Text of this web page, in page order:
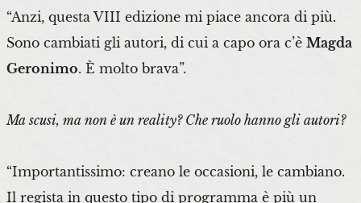
“Anzi, questa VIII edizione mi piace ancora di più.
Sono cambiati gli autori, di cui a capo ora c’è Magda
Geronimo. È molto brava”.
Ma scusi, ma non è un reality? Che ruolo hanno gli autori?
“Importantissimo: creano le occasioni, le cambiano.
Il regista in questo tipo di programma è più un